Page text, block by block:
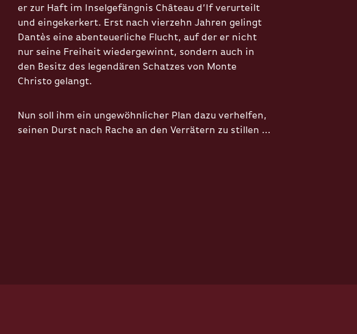
er zur Haft im Inselgefängnis Château d’If verurteilt
und eingekerkert. Erst nach vierzehn Jahren gelingt
Dantès eine abenteuerliche Flucht, auf der er nicht
nur seine Freiheit wiedergewinnt, sondern auch in
den Besitz des legendären Schatzes von Monte
Christo gelangt.
Nun soll ihm ein ungewöhnlicher Plan dazu verhelfen,
seinen Durst nach Rache an den Verrätern zu stillen …